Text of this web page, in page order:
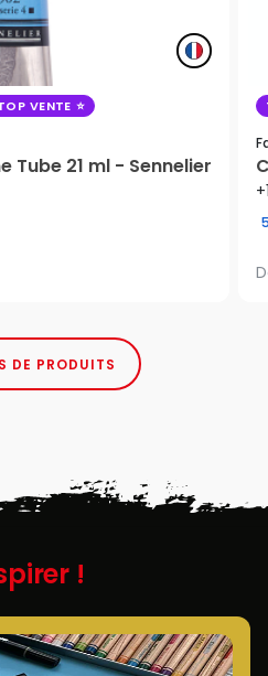
VENTE
Tube 21 ml - Sennelier
DE PRODUITS
!